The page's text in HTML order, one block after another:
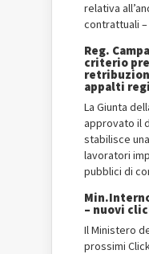
relativa
contrattuali –
Reg.
criterio
appalti
La Giunta
approvato il
stabilisce
lavoratori
pubblici di
– nuovi
Il Ministero
prossimi